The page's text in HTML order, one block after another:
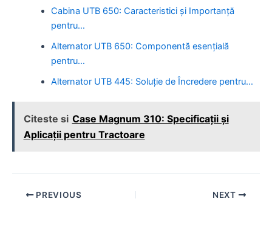
Cabina UTB 650: Caracteristici și Importanță
pentru…
Alternator UTB 650: Componentă esențială
pentru…
Alternator UTB 445: Soluție de Încredere pentru…
Citeste si Case Magnum 310: Specificații și
Aplicații pentru Tractoare
Post PREVIOUS NEXT